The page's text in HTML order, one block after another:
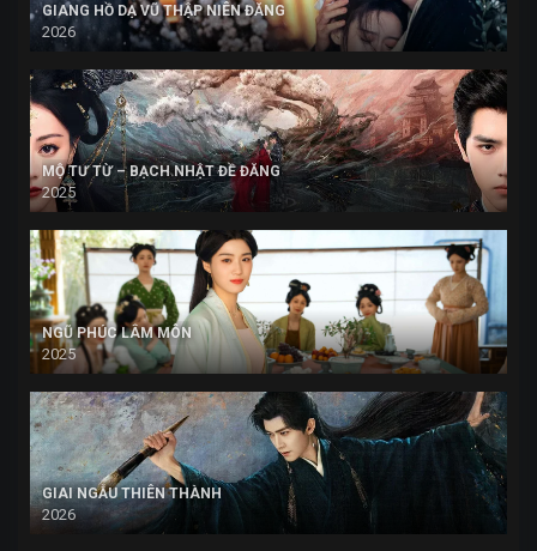
GIANG HỒ DẠ VŨ THẬP NIÊN ĐĂNG
2026
MỘ TƯ TỪ – BẠCH NHẬT ĐỀ ĐĂNG
2025
NGŨ PHÚC LÂM MÔN
2025
GIAI NGẪU THIÊN THÀNH
2026